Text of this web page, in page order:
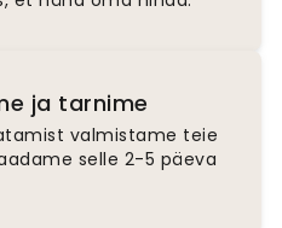
ja tarnime
valmistame teie
selle 2-5 päeva